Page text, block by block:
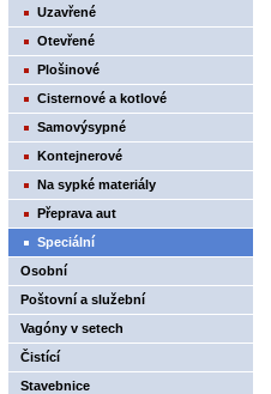
Uzavřené
Otevřené
Plošinové
Cisternové a kotlové
Samovýsypné
Kontejnerové
Na sypké materiály
Přeprava aut
Speciální
Osobní
Poštovní a služební
Vagóny v setech
Čistící
Stavebnice